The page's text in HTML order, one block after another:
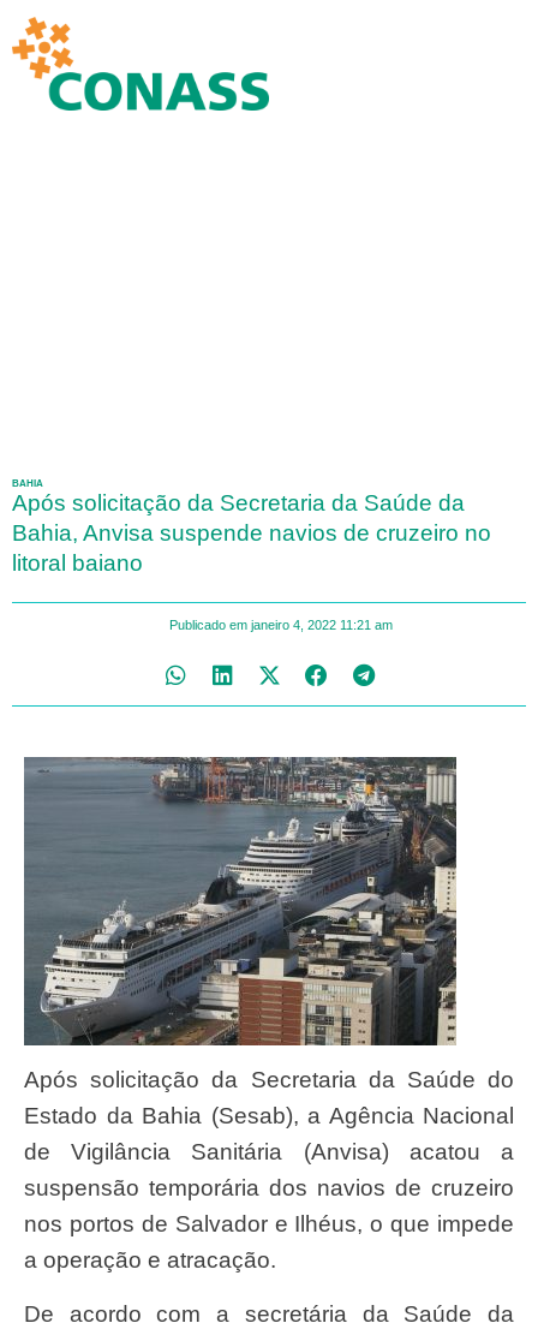
BAHIA
Após solicitação da Secretaria da Saúde da
Bahia, Anvisa suspende navios de cruzeiro no
litoral baiano
Publicado em janeiro 4, 2022 11:21 am
Após solicitação da Secretaria da Saúde do
Estado da Bahia (Sesab), a Agência Nacional
de Vigilância Sanitária (Anvisa) acatou a
suspensão temporária dos navios de cruzeiro
nos portos de Salvador e Ilhéus, o que impede
a operação e atracação.
De acordo com a secretária da Saúde da